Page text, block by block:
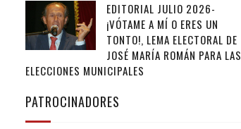
EDITORIAL JULIO 2026-
¡VÓTAME A MÍ O ERES UN
TONTO!, LEMA ELECTORAL DE
JOSÉ MARÍA ROMÁN PARA LAS
ELECCIONES MUNICIPALES
PATROCINADORES